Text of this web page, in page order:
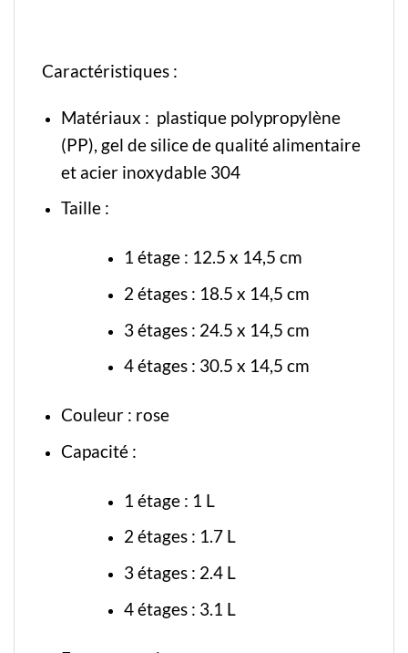
Caractéristiques :
Matériaux : plastique polypropylène
(PP), gel de silice de qualité alimentaire
et acier inoxydable 304
Taille :
1 étage : 12.5 x 14,5 cm
2 étages : 18.5 x 14,5 cm
3 étages : 24.5 x 14,5 cm
4 étages : 30.5 x 14,5 cm
Couleur : rose
Capacité :
1 étage : 1 L
2 étages : 1.7 L
3 étages : 2.4 L
4 étages : 3.1 L